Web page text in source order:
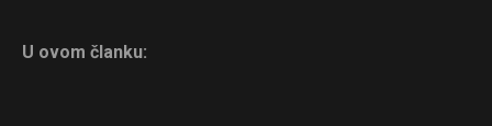
U ovom članku: